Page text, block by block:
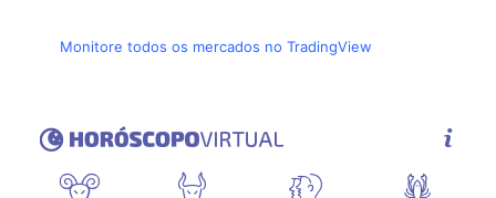
Monitore todos os mercados no TradingView